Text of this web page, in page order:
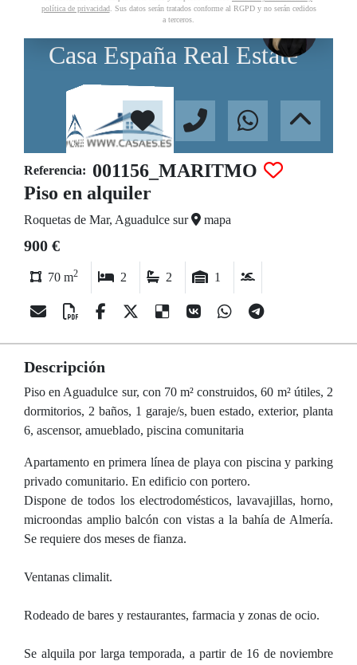
Referencia: 001156_MARITMO
Piso en alquiler
Roquetas de Mar, Aguadulce sur mapa
900 €
70 m2 2 2 1
Descripción
Piso en Aguadulce sur, con 70 m² construidos, 60 m² útiles, 2
dormitorios, 2 baños, 1 garaje/s, buen estado, exterior, planta
6, ascensor, amueblado, piscina comunitaria
Apartamento en primera línea de playa con piscina y parking
privado comunitario. En edificio con portero.
Dispone de todos los electrodomésticos, lavavajillas, horno,
microondas amplio balcón con vistas a la bahía de Almería.
Se requiere dos meses de fianza.
Ventanas climalit.
Rodeado de bares y restaurantes, farmacia y zonas de ocio.
Se alquila por larga temporada, a partir de 16 de noviembre